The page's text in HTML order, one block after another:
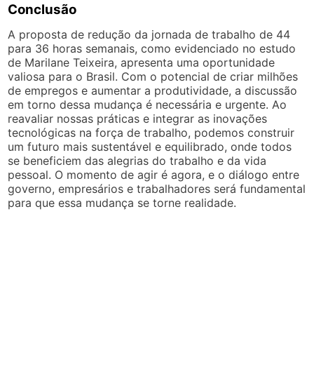
Conclusão
A proposta de redução da jornada de trabalho de 44
para 36 horas semanais, como evidenciado no estudo
de Marilane Teixeira, apresenta uma oportunidade
valiosa para o Brasil. Com o potencial de criar milhões
de empregos e aumentar a produtividade, a discussão
em torno dessa mudança é necessária e urgente. Ao
reavaliar nossas práticas e integrar as inovações
tecnológicas na força de trabalho, podemos construir
um futuro mais sustentável e equilibrado, onde todos
se beneficiem das alegrias do trabalho e da vida
pessoal. O momento de agir é agora, e o diálogo entre
governo, empresários e trabalhadores será fundamental
para que essa mudança se torne realidade.